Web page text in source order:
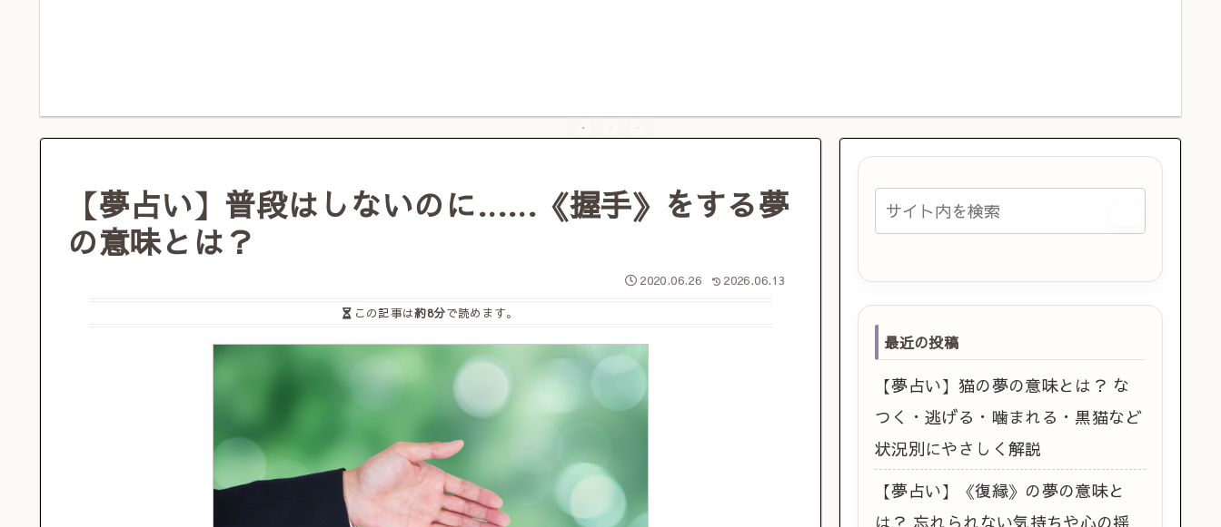
【夢占い】普段はしないのに……《握手》をする夢
の意味とは？
2020.06.26 2026.06.13
この記事は約8分で読めます。
最近の投稿
【夢占い】猫の夢の意味とは？ な
つく・逃げる・噛まれる・黒猫など
状況別にやさしく解説
【夢占い】《復縁》の夢の意味と
は？ 忘れられない気持ちや心の揺